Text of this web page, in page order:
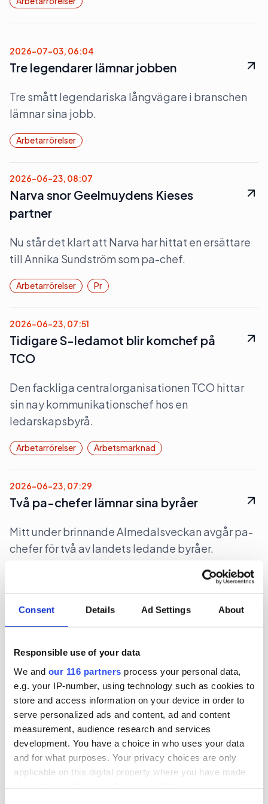
Consent Details Ad Settings About
Responsible use of your data
We and our 116 partners process your personal data,
e.g. your IP-number, using technology such as cookies to
store and access information on your device in order to
serve personalized ads and content, ad and content
measurement, audience research and services
development. You have a choice in who uses your data
and for what purposes. Your privacy choices are only
applicable on this digital property where you have made
2026-07-03, 06:04
Tre legendarer lämnar jobben
Tre smått legendariska långvägare i branschen
lämnar sina jobb.
Arbetarrörelser
2026-06-23, 08:07
Narva snor Geelmuydens Kieses
partner
Nu står det klart att Narva har hittat en ersättare
till Annika Sundström som pa-chef.
Arbetarrörelser Pr
2026-06-23, 07:51
Tidigare S-ledamot blir komchef på
TCO
Den fackliga centralorganisationen TCO hittar
sin nay kommunikationschef hos en
ledarskapsbyrå.
Arbetarrörelser Arbetsmarknad
2026-06-23, 07:29
Två pa-chefer lämnar sina byråer
Mitt under brinnande Almedalsveckan avgår pa-
chefer för två av landets ledande byråer.
2026-06-22, 07:51
Den fackliga centralorganisationen LO hittar en
ny chef till sitt mediehus på public service-
kanalen SVT.
Arbetarrörelser Medier
2026-06-18, 00:39
Geelmuyden Kiese snabbskiftar